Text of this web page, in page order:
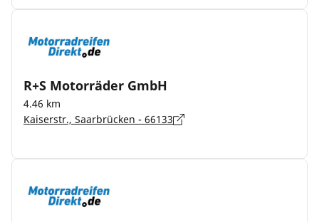
R+S Motorräder GmbH
4.46 km
Kaiserstr., Saarbrücken - 66133